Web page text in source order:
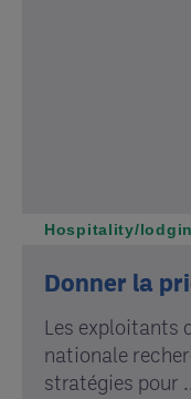
Hospitality/
Donner la
Les exploitants
nationale
stratégies pour